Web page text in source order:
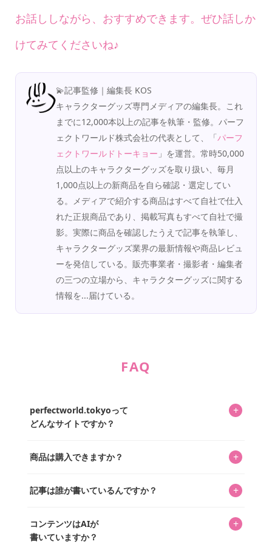
お話ししながら、おすすめできます。ぜひ話しか
けてみてくださいね♪
💫記事監修｜編集長 KOS
キャラクターグッズ専門メディアの編集長。これ
までに12,000本以上の記事を執筆・監修。パーフ
ェクトワールド株式会社の代表として、「パーフ
ェクトワールドトーキョー 」を運営。常時50,000
点以上のキャラクターグッズを取り扱い、毎月
1,000点以上の新商品を自ら確認・選定してい
る。メディアで紹介する商品はすべて自社で仕入
れた正規商品であり、掲載写真もすべて自社で撮
影。実際に商品を確認したうえで記事を執筆し、
キャラクターグッズ業界の最新情報や商品レビュ
ーを発信している。販売事業者・撮影者・編集者
の三つの立場から、キャラクターグッズに関する
情報を...届けている。
FAQ
perfectworld.tokyoって
どんなサイトですか？
+
ってもらうニュースサイトです。運営はキャラグッズコレ
を中心に行われており、私たちは実際に40,000種のキャラグ
商品は購入できますか？ +
「perfectworld.shop」で、ほとんど全てのアイテムを購
があり、そこからジャンプできます。
記事は誰が書いているんですか？ +
ています。記事内の99%を超えるほぼすべての写真も、1枚
ずつ心を込めて自分たちで撮影したものです。さらに、10
コンテンツはAIが
書いていますか？
+